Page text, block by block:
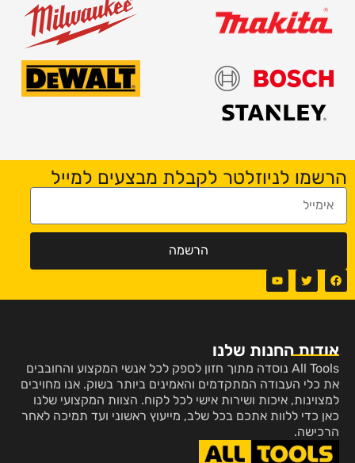
הרשמו לניוזלטר לקבלת מבצעים למייל
הרשמה
אודות החנות שלנו
All Tools נוסדה מתוך חזון לספק לכל אנשי המקצוע והחובבים
את כלי העבודה המתקדמים והאמינים ביותר בשוק. אנו מחויבים
למצוינות, איכות ושירות אישי לכל לקוח. הצוות המקצועי שלנו
כאן כדי ללוות אתכם בכל שלב, מייעוץ ראשוני ועד תמיכה לאחר
הרכישה.